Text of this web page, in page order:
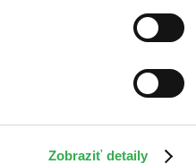
Zobraziť detaily